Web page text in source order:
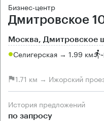
Бизнес-центр
Дмитровское
Москва, Дмитровское
Селигерская → 1.99 км ~
1.71 км → Ижорский
История предложений
по запросу